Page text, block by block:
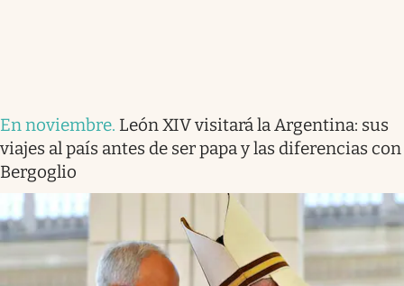
En noviembre. León XIV visitará la Argentina: sus
viajes al país antes de ser papa y las diferencias con
Bergoglio